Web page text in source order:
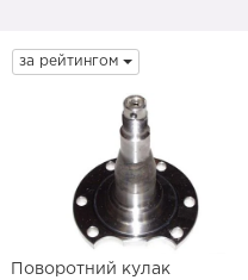
за рейтингом
Поворотний кулак